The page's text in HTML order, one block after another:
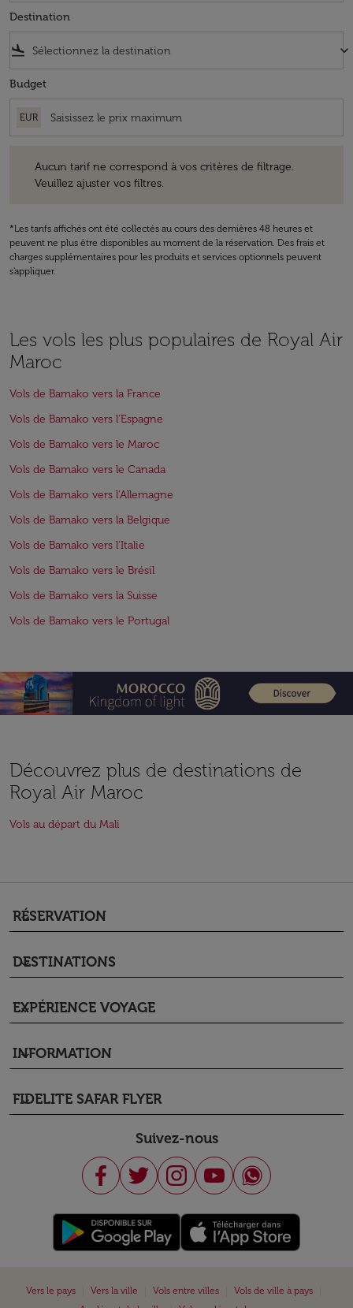
Destination
flight_land keyboard_arrow_down
Budget
EUR
Aucun tarif ne correspond à vos critères de filtrage.
Veuillez ajuster vos filtres.
*Les tarifs affichés ont été collectés au cours des dernières 48 heures et
peuvent ne plus être disponibles au moment de la réservation. Des frais et
charges supplémentaires pour les produits et services optionnels peuvent
s'appliquer.
Les vols les plus populaires de Royal Air
Maroc
Vols de Bamako vers la France
Vols de Bamako vers l'Espagne
Vols de Bamako vers le Maroc
Vols de Bamako vers le Canada
Vols de Bamako vers l'Allemagne
Vols de Bamako vers la Belgique
Vols de Bamako vers l'Italie
Vols de Bamako vers le Brésil
Vols de Bamako vers la Suisse
Vols de Bamako vers le Portugal
Découvrez plus de destinations de
Royal Air Maroc
Vols au départ du Mali
RÉSERVATION
keyboard_arrow_down
DESTINATIONS
keyboard_arrow_down
EXPÉRIENCE VOYAGE
keyboard_arrow_down
INFORMATION
keyboard_arrow_down
FIDELITE SAFAR FLYER
keyboard_arrow_down
Suivez-nous
Vers le pays Vers la ville Vols entre villes Vols de ville à pays